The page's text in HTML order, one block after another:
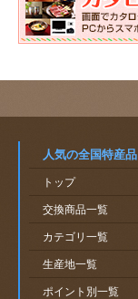
人気の全国特産品
トップ
交換商品一覧
カテゴリ一覧
生産地一覧
ポイント別一覧